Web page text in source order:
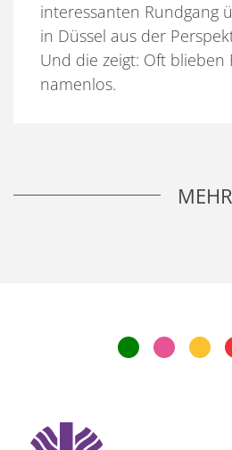
interessanten Rundgang
in Düssel aus der
Und die zeigt: Oft blieben
namenlos.
MEHR